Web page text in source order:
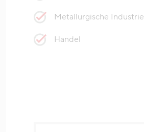
Metallurgische Industrie
Handel